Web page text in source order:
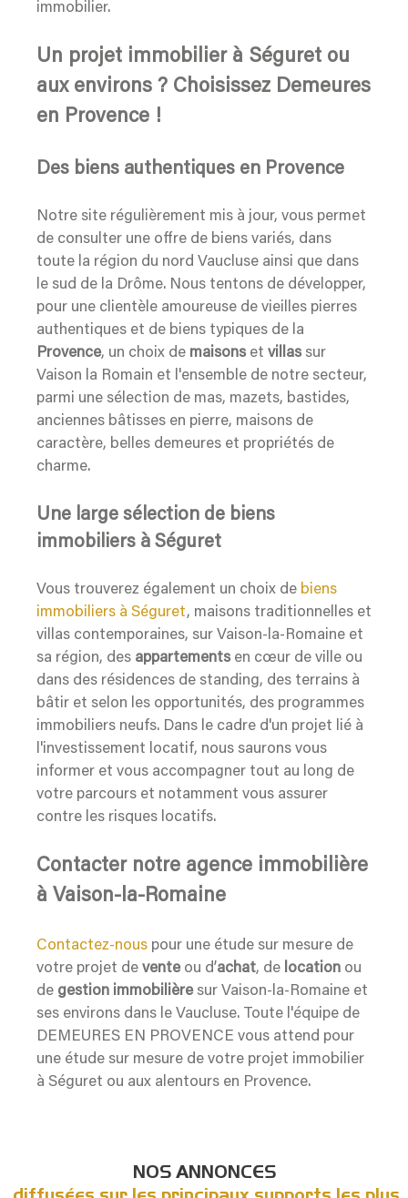
immobilier.
Un projet immobilier à Séguret ou
aux environs ? Choisissez Demeures
en Provence !
Des biens authentiques en Provence
Notre site régulièrement mis à jour, vous permet
de consulter une offre de biens variés, dans
toute la région du nord Vaucluse ainsi que dans
le sud de la Drôme. Nous tentons de développer,
pour une clientèle amoureuse de vieilles pierres
authentiques et de biens typiques de la
Provence, un choix de maisons et villas sur
Vaison la Romain et l'ensemble de notre secteur,
parmi une sélection de mas, mazets, bastides,
anciennes bâtisses en pierre, maisons de
caractère, belles demeures et propriétés de
charme.
Une large sélection de biens
immobiliers à Séguret
Vous trouverez également un choix de biens
immobiliers à Séguret, maisons traditionnelles et
villas contemporaines, sur Vaison-la-Romaine et
sa région, des appartements en cœur de ville ou
dans des résidences de standing, des terrains à
bâtir et selon les opportunités, des programmes
immobiliers neufs. Dans le cadre d'un projet lié à
l'investissement locatif, nous saurons vous
informer et vous accompagner tout au long de
votre parcours et notamment vous assurer
contre les risques locatifs.
Contacter notre agence immobilière
à Vaison-la-Romaine
Contactez-nous pour une étude sur mesure de
votre projet de venteou d’achat, de location ou
de gestion immobilièresur Vaison-la-Romaine et
ses environs dans le Vaucluse. Toute l'équipe de
DEMEURES EN PROVENCE vous attend pour
une étude sur mesure de votre projet immobilier
à Séguret ou aux alentours en Provence.
NOS ANNONCES